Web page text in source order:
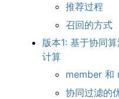
推荐过程
召回的方式
版本1: 基于协同
计算
member 和
协同过滤的